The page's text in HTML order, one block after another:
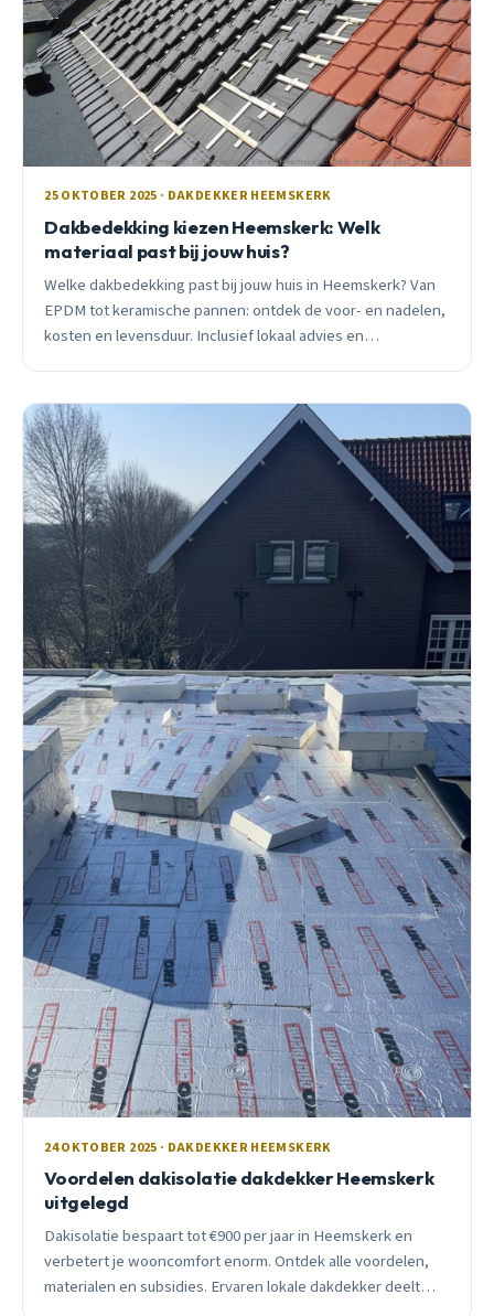
25 OKTOBER 2025 · DAKDEKKER HEEMSKERK
Dakbedekking kiezen Heemskerk: Welk
materiaal past bij jouw huis?
Welke dakbedekking past bij jouw huis in Heemskerk? Van
EPDM tot keramische pannen: ontdek de voor- en nadelen,
kosten en levensduur. Inclusief lokaal advies en
24 OKTOBER 2025 · DAKDEKKER HEEMSKERK
Voordelen dakisolatie dakdekker Heemskerk
uitgelegd
Dakisolatie bespaart tot €900 per jaar in Heemskerk en
verbetert je wooncomfort enorm. Ontdek alle voordelen,
materialen en subsidies. Ervaren lokale dakdekker deelt